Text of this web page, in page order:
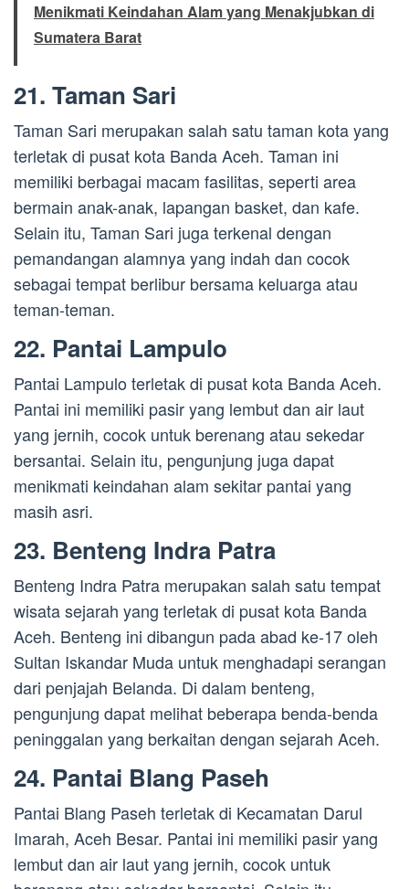
Menikmati Keindahan Alam yang Menakjubkan di
Sumatera Barat
21. Taman Sari
Taman Sari merupakan salah satu taman kota yang
terletak di pusat kota Banda Aceh. Taman ini
memiliki berbagai macam fasilitas, seperti area
bermain anak-anak, lapangan basket, dan kafe.
Selain itu, Taman Sari juga terkenal dengan
pemandangan alamnya yang indah dan cocok
sebagai tempat berlibur bersama keluarga atau
teman-teman.
22. Pantai Lampulo
Pantai Lampulo terletak di pusat kota Banda Aceh.
Pantai ini memiliki pasir yang lembut dan air laut
yang jernih, cocok untuk berenang atau sekedar
bersantai. Selain itu, pengunjung juga dapat
menikmati keindahan alam sekitar pantai yang
masih asri.
23. Benteng Indra Patra
Benteng Indra Patra merupakan salah satu tempat
wisata sejarah yang terletak di pusat kota Banda
Aceh. Benteng ini dibangun pada abad ke-17 oleh
Sultan Iskandar Muda untuk menghadapi serangan
dari penjajah Belanda. Di dalam benteng,
pengunjung dapat melihat beberapa benda-benda
peninggalan yang berkaitan dengan sejarah Aceh.
24. Pantai Blang Paseh
Pantai Blang Paseh terletak di Kecamatan Darul
Imarah, Aceh Besar. Pantai ini memiliki pasir yang
lembut dan air laut yang jernih, cocok untuk